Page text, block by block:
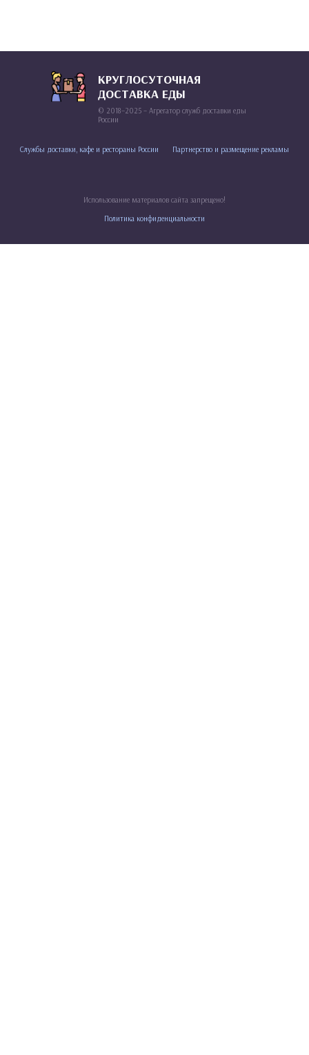
КРУГЛОСУТОЧНАЯ
ДОСТАВКА ЕДЫ
© 2018–2025 – Агрегатор служб доставки еды
России
Службы доставки, кафе и рестораны России Партнерство и размещение рекламы
Использование материалов сайта запрещено!
Политика конфиденциальности